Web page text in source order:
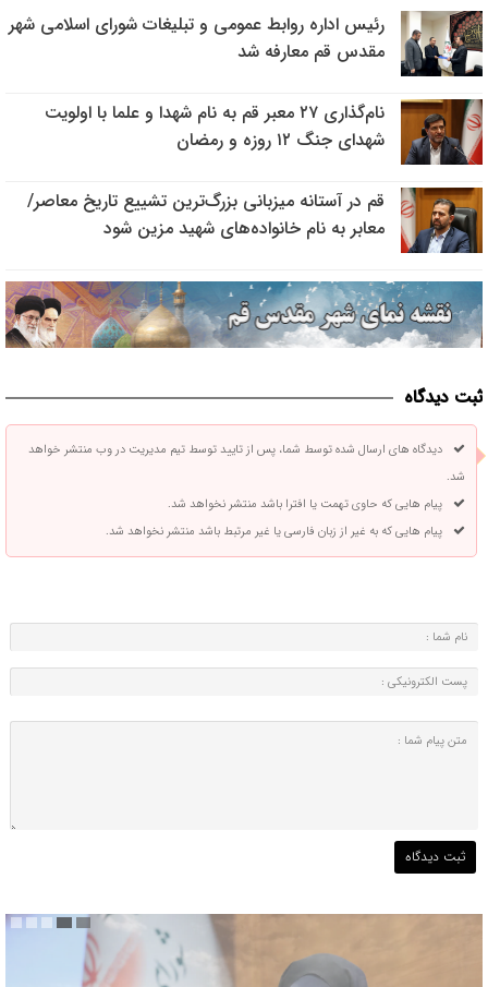
رئیس اداره روابط عمومی و تبلیغات شورای اسلامی شهر
مقدس قم معارفه شد
نام‌گذاری ۲۷ معبر قم به نام شهدا و علما با اولویت
شهدای جنگ ۱۲ روزه و رمضان
قم در آستانه میزبانی بزرگ‌ترین تشییع تاریخ معاصر/
معابر به نام خانواده‌های شهید مزین شود
ثبت دیدگاه
دیدگاه های ارسال شده توسط شما، پس از تایید توسط تیم مدیریت در وب منتشر خواهد
شد.
پیام هایی که حاوی تهمت یا افترا باشد منتشر نخواهد شد.
پیام هایی که به غیر از زبان فارسی یا غیر مرتبط باشد منتشر نخواهد شد.